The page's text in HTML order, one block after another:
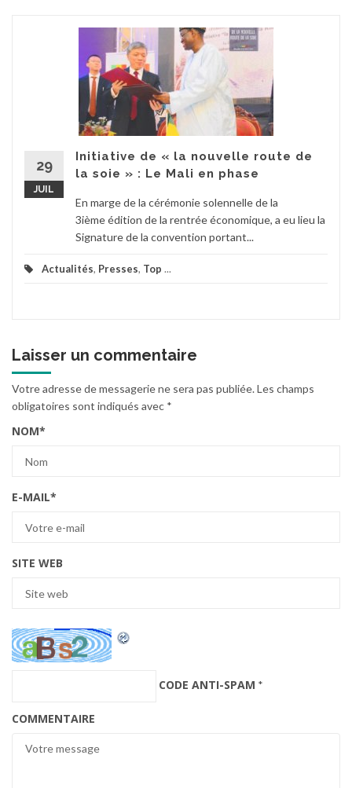
29
JUIL
Initiative de « la nouvelle route de
la soie » : Le Mali en phase
En marge de la cérémonie solennelle de la
3ième édition de la rentrée économique, a eu lieu la
Signature de la convention portant...
Actualités, Presses, Top ...
Laisser un commentaire
Votre adresse de messagerie ne sera pas publiée.Les champs
obligatoires sont indiqués avec *
NOM*
E-MAIL*
SITE WEB
CODE ANTI-SPAM *
COMMENTAIRE